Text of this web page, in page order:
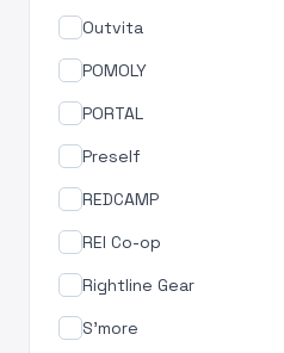
Outvita
POMOLY
PORTAL
Preself
REDCAMP
REI Co-op
Rightline Gear
S'more